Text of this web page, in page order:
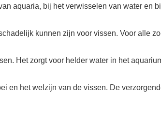
aquaria, bij het verwisselen van water en
kunnen zijn voor vissen. Voor alle
Het zorgt voor helder water in het
en het welzijn van de vissen. De